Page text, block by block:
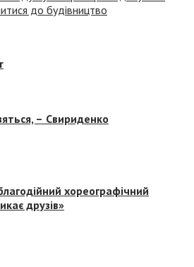
до будівництво
– Свириденко
хореографічний
друзів»